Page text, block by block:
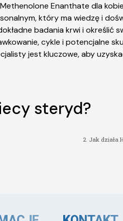
Enanthate dla
który ma wiedzę i
badania krwi i określić
cykle i potencjalne
jest kluczowe, aby
steryd?
2. Jak działa